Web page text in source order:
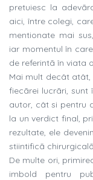
pretuiesc la
aici, între colegi,
mentionate mai
iar momentul în
de referintã în viata
Mai mult decât
fiecãrei lucrãri,
autor, cât si pentru
la un verdict final,
rezultate, ele
stiintificã
De multe ori,
imbold pentru